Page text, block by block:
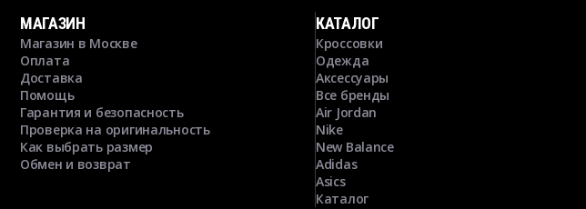
МАГАЗИН
Магазин в Москве
Оплата
Доставка
Помощь
Гарантия и безопасность
Проверка на оригинальность
Как выбрать размер
Обмен и возврат
КАТАЛОГ
Кроссовки
Одежда
Аксессуары
Все бренды
Air Jordan
Nike
New Balance
Adidas
Asics
Каталог